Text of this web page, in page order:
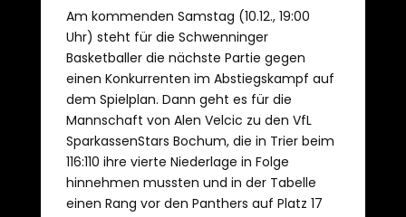
Am kommenden Samstag (10.12., 19:00
Uhr) steht für die Schwenninger
Basketballer die nächste Partie gegen
einen Konkurrenten im Abstiegskampf auf
dem Spielplan. Dann geht es für die
Mannschaft von Alen Velcic zu den VfL
SparkassenStars Bochum, die in Trier beim
116:110 ihre vierte Niederlage in Folge
hinnehmen mussten und in der Tabelle
einen Rang vor den Panthers auf Platz 17